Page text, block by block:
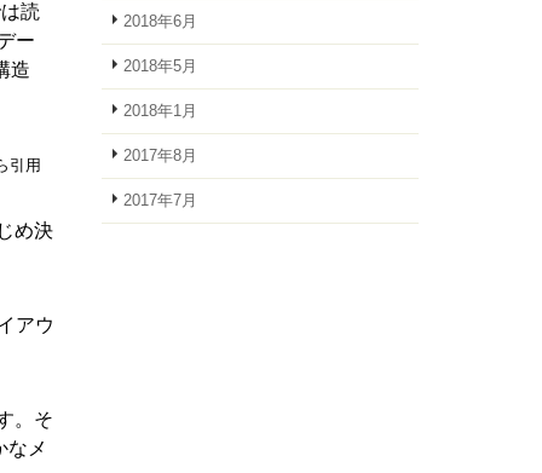
読
ー
造
引用
め決
アウ
。そ
なメ
2018年6月
2018年5月
2018年1月
2017年8月
2017年7月